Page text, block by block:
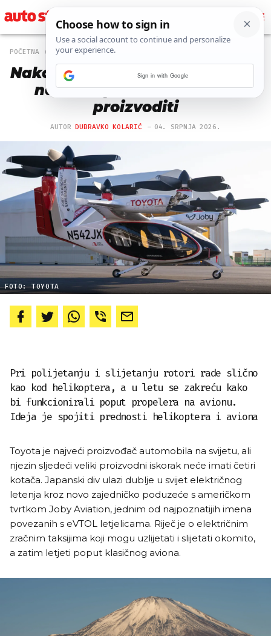
POČETNA OFF
Nakon Honde i Toyota se bacila
na zrakoplove: Evo što će
proizvoditi
AUTORDUBRAVKO KOLARIĆ 04. SRPNJA 2026.
FOTO: TOYOTA
Pri polijetanju i slijetanju rotori rade slično
kao kod helikoptera, a u letu se zakreću kako
bi funkcionirali poput propelera na avionu.
Ideja je spojiti prednosti helikoptera i aviona
Toyota je najveći proizvođač automobila na svijetu, ali
njezin sljedeći veliki proizvodni iskorak neće imati četiri
kotača. Japanski div ulazi dublje u svijet električnog
letenja kroz novo zajedničko poduzeće s američkom
tvrtkom Joby Aviation, jednim od najpoznatijih imena
povezanih s eVTOL letjelicama. Riječ je o električnim
zračnim taksijima koji mogu uzlijetati i slijetati okomito,
a zatim letjeti poput klasičnog aviona.
Sign in with Google